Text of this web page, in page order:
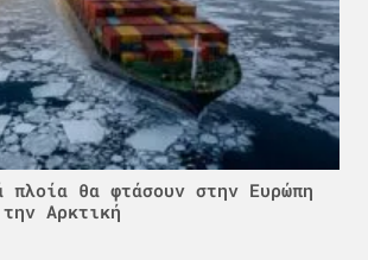
πλοία θα φτάσουν στην Ευρώπη
Αρκτική